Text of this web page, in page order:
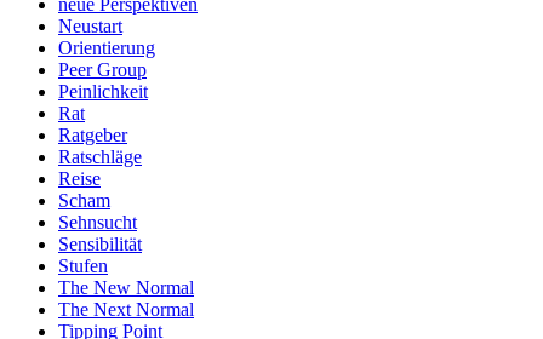
neue Perspektiven
Neustart
Orientierung
Peer Group
Peinlichkeit
Rat
Ratgeber
Ratschläge
Reise
Scham
Sehnsucht
Sensibilität
Stufen
The New Normal
The Next Normal
Tipping Point